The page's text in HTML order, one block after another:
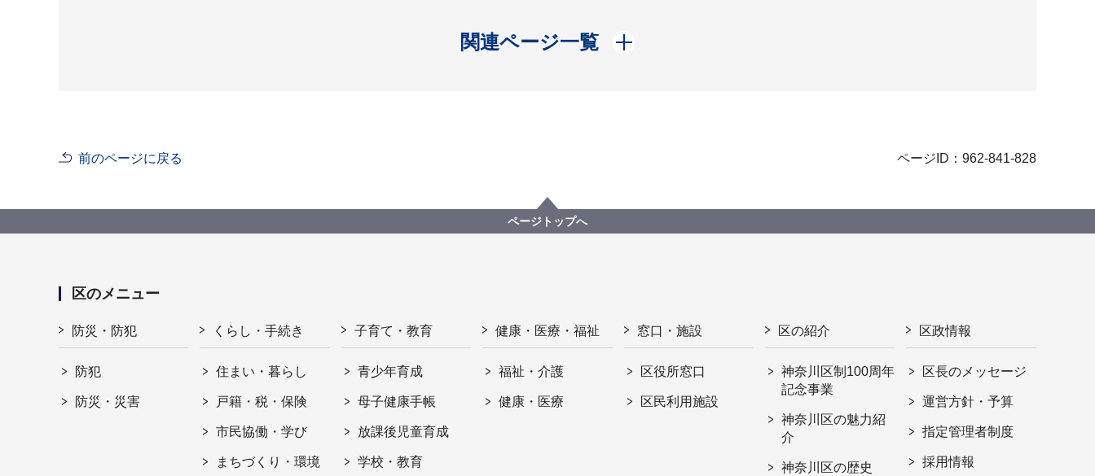
関連ページ一覧
開く
前のページに戻る ページID：962-841-828
ページトップへ
区のメニュー
防災・防犯
防犯
防災・災害
くらし・手続き
住まい・暮らし
戸籍・税・保険
市民協働・学び
まちづくり・環境
子育て・教育
青少年育成
母子健康手帳
放課後児童育成
学校・教育
健康・医療・福祉
福祉・介護
健康・医療
窓口・施設
区役所窓口
区民利用施設
区の紹介
神奈川区制100周年
記念事業
神奈川区の魅力紹
介
神奈川区の歴史
区政情報
区長のメッセージ
運営方針・予算
指定管理者制度
採用情報